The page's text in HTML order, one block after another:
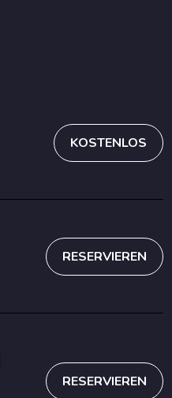
KOSTENLOS
RESERVIEREN
RESERVIEREN